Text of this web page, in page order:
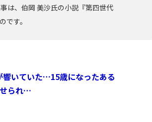
は、伯岡 美沙氏の小説『第四世代
す。
響いていた…15歳になったある
られ…